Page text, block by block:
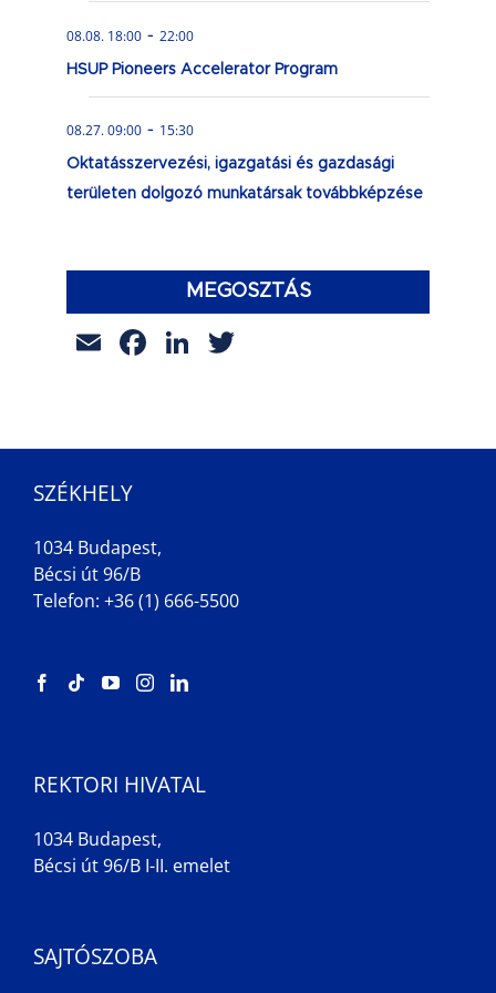
08.08. 18:00 - 22:00
HSUP Pioneers Accelerator Program
08.27. 09:00 - 15:30
Oktatásszervezési, igazgatási és gazdasági
területen dolgozó munkatársak továbbképzése
MEGOSZTÁS
EmailFacebook
LinkedIn
SZÉKHELY
1034 Budapest,
Bécsi út 96/B
Telefon: +36 (1) 666-5500
REKTORI HIVATAL
1034 Budapest,
Bécsi út 96/B I-II. emelet
SAJTÓSZOBA